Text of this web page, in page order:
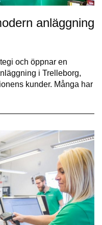
anläggning
och öppnar en
i Trelleborg,
kunder. Många har